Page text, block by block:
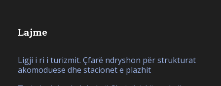
Lajme
Ligji i ri i turizmit. Çfarë ndryshon për strukturat
akomoduese dhe stacionet e plazhit